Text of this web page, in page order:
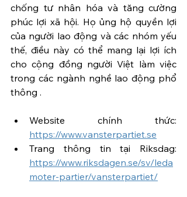
chống tư nhân hóa và tăng cường
phúc lợi xã hội. Họ ủng hộ quyền lợi
của người lao động và các nhóm yếu
thế, điều này có thể mang lại lợi ích
cho cộng đồng người Việt làm việc
trong các ngành nghề lao động phổ
thông .
https://www.vansterpartiet.se
https://www.riksdagen.se/sv/leda
moter-partier/vansterpartiet/